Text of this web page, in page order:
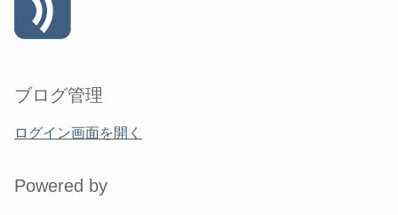
ブログ管理
ログイン画面を開く
Powered by